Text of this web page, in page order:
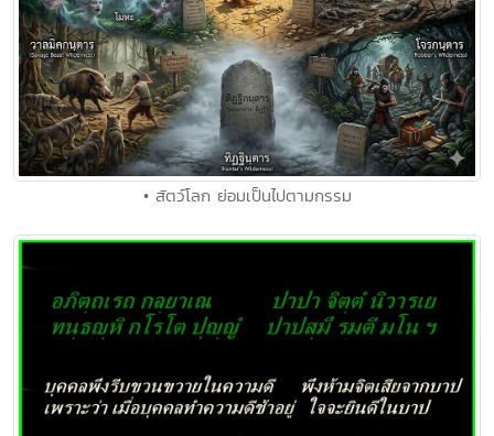
• สัตว์โลก ย่อมเป็นไปตามกรรม